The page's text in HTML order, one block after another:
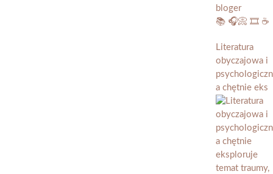
bloger
📚 🎧📀 🎞️ ☕️
Literatura
obyczajowa i
psychologiczn
a chętnie eks